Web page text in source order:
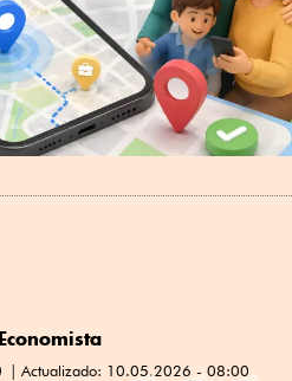
Actualizado: 10.05.2026 - 08:00